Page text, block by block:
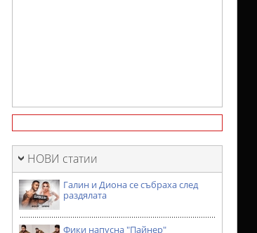
НОВИ статии
Галин и Диона се събраха след
раздялата
Фики напусна "Пайнер"